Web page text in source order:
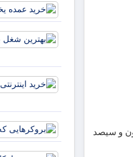
به ۱۱۸,۳۰۰,۰۰۰ (یکصد و هجده میلیون و سیصد